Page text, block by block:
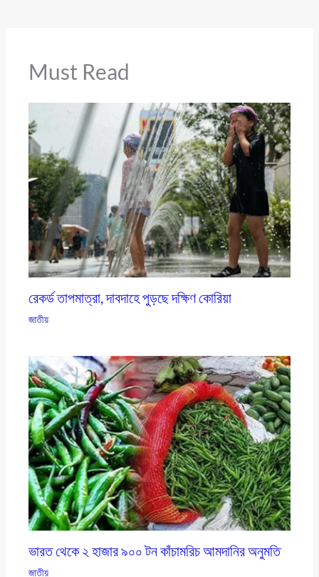
Must Read
রেকর্ড তাপমাত্রা, দাবদাহে পুড়ছে দক্ষিণ কোরিয়া
জাতীয়
ভারত থেকে ২ হাজার ৯০০ টন কাঁচামরিচ আমদানির অনুমতি
জাতীয়